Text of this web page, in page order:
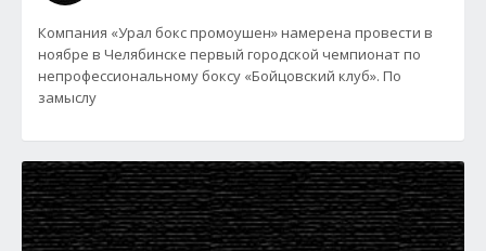
Компания «Урал бокс промоушен» намерена провести в
ноябре в Челябинске первый городской чемпионат по
непрофессиональному боксу «Бойцовский клуб». По
замыслу